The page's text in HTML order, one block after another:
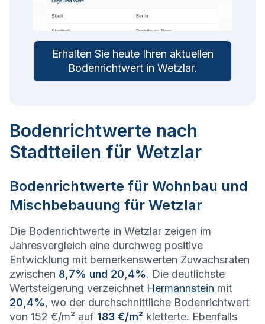
Erhalten Sie heute Ihren aktuellen
Bodenrichtwert in Wetzlar.
Bodenrichtwerte nach
Stadtteilen für Wetzlar
Bodenrichtwerte für Wohnbau und
Mischbebauung für Wetzlar
Die Bodenrichtwerte in Wetzlar zeigen im
Jahresvergleich eine durchweg positive
Entwicklung mit bemerkenswerten Zuwachsraten
zwischen 8,7% und 20,4%. Die deutlichste
Wertsteigerung verzeichnet Hermannstein mit
20,4%, wo der durchschnittliche Bodenrichtwert
von 152 €/m² auf 183 €/m² kletterte. Ebenfalls